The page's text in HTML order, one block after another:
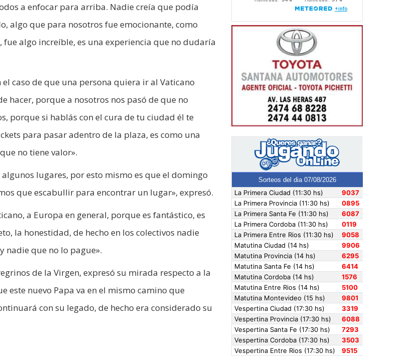
a enfocar para arriba. Nadie creía que podía
algo que para nosotros fue emocionante, como
algo increíble, es una experiencia que no dudaría
caso de que una persona quiera ir al Vaticano
hacer, porque a nosotros nos pasó de que no
porque si hablás con el cura de tu ciudad él te
para pasar adentro de la plaza, es como una
no tiene valor».
lugares, por esto mismo es que el domingo
que escabullir para encontrar un lugar», expresó.
a Europa en general, porque es fantástico, es
la honestidad, de hecho en los colectivos nadie
nadie que no lo pague».
de la Virgen, expresó su mirada respecto a la
este nuevo Papa va en el mismo camino que
con su legado, de hecho era considerado su